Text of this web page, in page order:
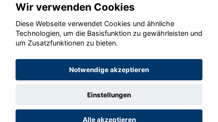
© konjunkturmotor.de GmbH 2020 - 2026
Wir verwenden Cookies
Diese Webseite verwendet Cookies und ähnliche
Technologien, um die Basisfunktion zu gewährleisten und
um Zusatzfunktionen zu bieten.
Notwendige akzeptieren
Einstellungen
Alle akzeptieren